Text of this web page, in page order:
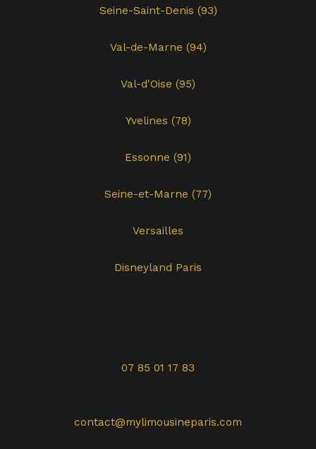
Seine-Saint-Denis (93)
Val-de-Marne (94)
Val-d'Oise (95)
Yvelines (78)
Essonne (91)
Seine-et-Marne (77)
Versailles
Disneyland Paris
07 85 01 17 83
contact@mylimousineparis.com